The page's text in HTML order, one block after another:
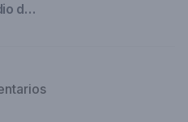
Studio do Arquiteto